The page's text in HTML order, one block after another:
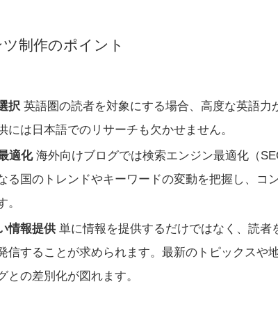
制作のポイント
択 英語圏の読者を対象にする場合、高度な英語
には日本語でのリサーチも欠かせません。
適化海外向けブログでは検索エンジン最適化（
る国のトレンドやキーワードの変動を把握し、コ
。
情報提供 単に情報を提供するだけではなく、読
信することが求められます。最新のトピックスや
との差別化が図れます。